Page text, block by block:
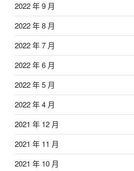
2022 年 9 月
2022 年 8 月
2022 年 7 月
2022 年 6 月
2022 年 5 月
2022 年 4 月
2021 年 12 月
2021 年 11 月
2021 年 10 月